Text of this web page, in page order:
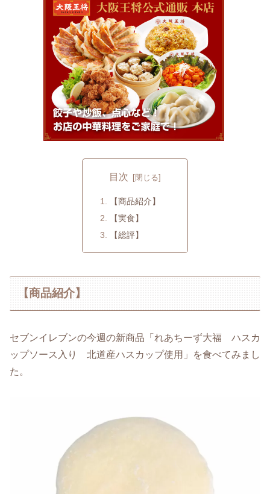
目次
【商品紹介】
【実食】
【総評】
【商品紹介】
セブンイレブンの今週の新商品「れあちーず大福 ハスカ
ップソース入り 北道産ハスカップ使用」を食べてみまし
た。